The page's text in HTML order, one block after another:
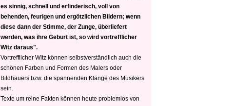
es sinnig, schnell und erfinderisch, voll von
behenden, feurigen und ergötzlichen Bildern; wenn
diese dann der Stimme, der Zunge, überliefert
werden, was ihre Geburt ist, so wird vortrefflicher
Witz daraus".
Vortrefflicher Witz können selbstverständlich auch die
schönen Farben und Formen des Malers oder
Bildhauers bzw. die spannenden Klänge des Musikers
sein.
Texte um reine Fakten können heute problemlos von